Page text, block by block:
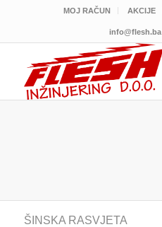
MOJ RAČUN AKCIJE
info@flesh.ba
ŠINSKA RASVJETA